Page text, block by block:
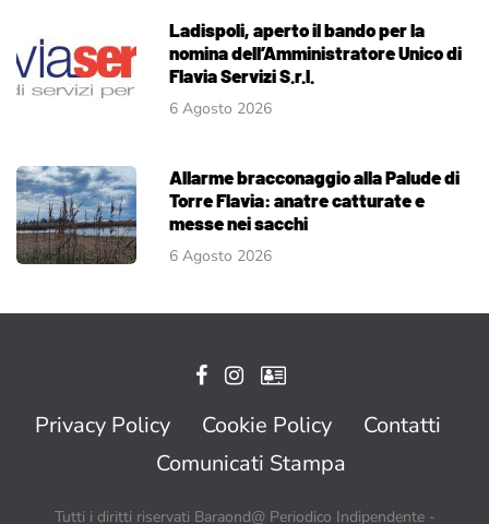
Ladispoli, aperto il bando per la
nomina dell’Amministratore Unico di
Flavia Servizi S.r.l.
6 Agosto 2026
Allarme bracconaggio alla Palude di
Torre Flavia: anatre catturate e
messe nei sacchi
6 Agosto 2026
Privacy Policy Cookie Policy
Contatti
Comunicati Stampa
Tutti i diritti riservati Baraond@ Periodico Indipendente -